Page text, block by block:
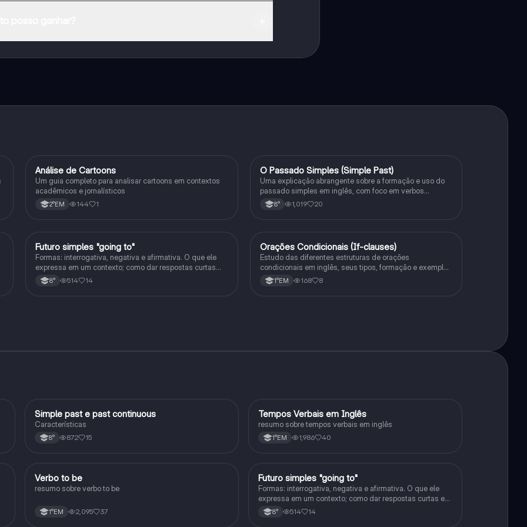
Pro.
Inglês
Análise de Cartoons
Um guia completo para analisar cartoons em contextos
acadêmicos e jornalísticos
2°EM 144 1
Inglês
O Passado Simples (Simple Past)
Uma explicação abrangente sobre a formação e uso do
passado simples em inglês, com foco em verbos
regulares e irregulares, frases negativas e interrogativas.
8° 1,019 20
Inglês
Futuro simples "going to"
Formas: interrogativa, negativa e afirmativa. O que ele
expressa em um contexto; como dar respostas curtas
em uma frase, e as junções com o verbo to be
8° 514 14
Inglês
Orações Condicionais (If-clauses)
Estudo das diferentes estruturas de orações
condicionais em inglês, seus tipos, formação e exemplos
de uso.
1°EM 168 8
Inglês
Simple past e past continuous
Características
8° 872 15
Inglês
Tempos Verbais em Inglês
resumo sobre tempos verbais em inglês
1°EM 1,986 40
Inglês
Verbo to be
resumo sobre verbo to be
1°EM 2,095 37
Inglês
Futuro simples "going to"
Formas: interrogativa, negativa e afirmativa. O que ele
expressa em um contexto; como dar respostas curtas em
uma frase, e as junções com o verbo to be
8° 514 14